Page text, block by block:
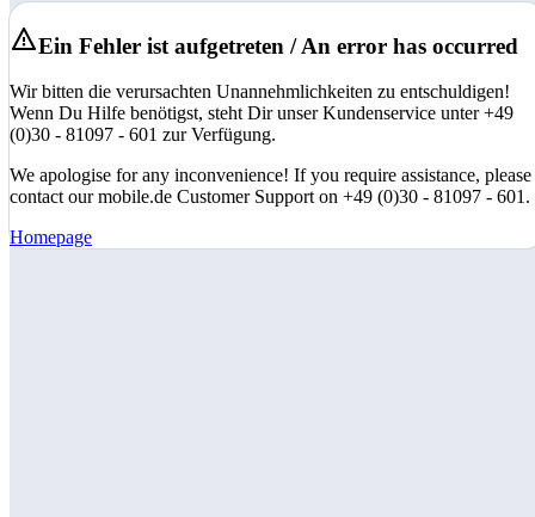
Ein Fehler ist aufgetreten / An error has occurred
Wir bitten die verursachten Unannehmlichkeiten zu entschuldigen!
Wenn Du Hilfe benötigst, steht Dir unser Kundenservice unter +49
(0)30 - 81097 - 601 zur Verfügung.
We apologise for any inconvenience! If you require assistance, please
contact our mobile.de Customer Support on +49 (0)30 - 81097 - 601.
Homepage